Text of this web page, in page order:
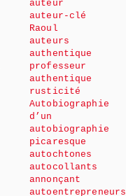
auteur
auteur-clé
Raoul
auteurs
authentique
professeur
authentique
rusticité
Autobiographie
d’un
autobiographie
picaresque
autochtones
autocollants
annonçant
autoentrepreneurs